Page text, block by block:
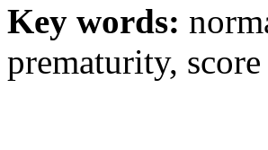
Key words:
prematurity,